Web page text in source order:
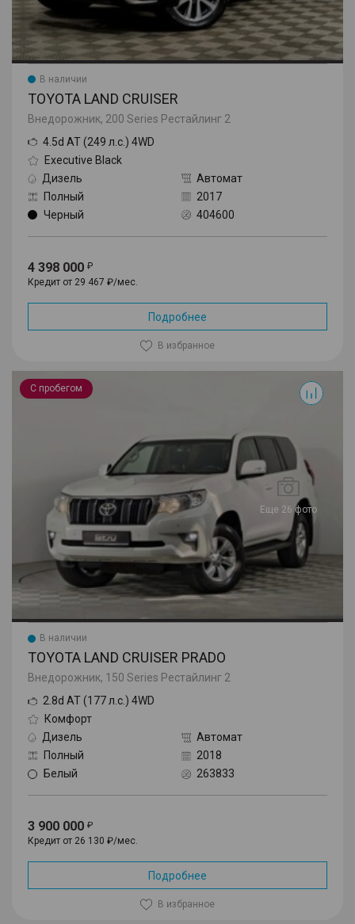
В наличии
TOYOTA LAND CRUISER
Внедорожник, 200 Series Рестайлинг 2
4.5d AT (249 л.с.) 4WD
Executive Black
Дизель
Автомат
Полный
2017
Черный
404600
4 398 000
Кредит от 29 467 ₽/мес.
Подробнее
В избранное
С пробегом
Еще 26 фото
Land Cruiser Prado
В наличии
TOYOTA LAND CRUISER PRADO
Внедорожник, 150 Series Рестайлинг 2
2.8d AT (177 л.с.) 4WD
Комфорт
Дизель
Автомат
Полный
2018
Белый
263833
3 900 000
Кредит от 26 130 ₽/мес.
Подробнее
В избранное